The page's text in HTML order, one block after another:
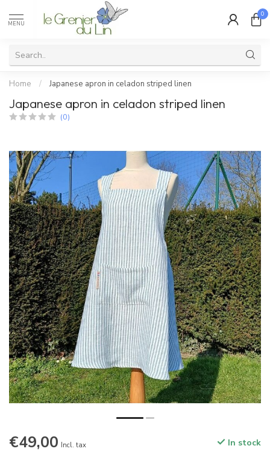
MENU
0
Home / Japanese apron in celadon striped linen
Japanese apron in celadon striped linen
(0)
€49,00 Incl. tax In stock